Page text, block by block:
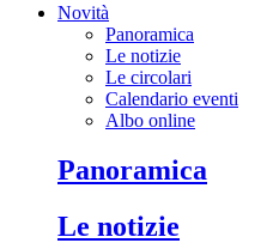
Novità
Panoramica
Le notizie
Le circolari
Calendario eventi
Albo online
Panoramica
Le notizie